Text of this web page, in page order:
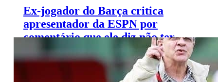
Ex-jogador do Barça critica
apresentador da ESPN por
comentário que ele diz não ter
feito